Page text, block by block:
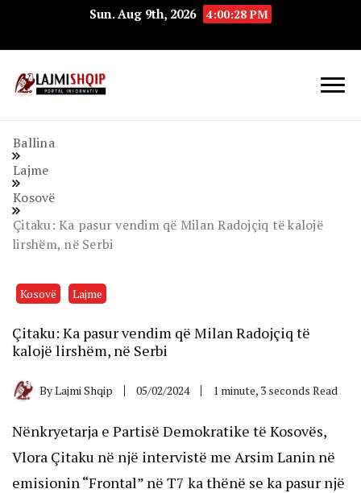
Sun. Aug 9th, 2026 4:00:28 PM
Ballina
Lajme
Kosovë
Çitaku: Ka pasur vendim që Milan Radojçiq të kalojë
lirshëm, në Serbi
Kosovë Lajme
Çitaku: Ka pasur vendim që Milan Radojçiq të
kalojë lirshëm, në Serbi
ByLajmi Shqip 05/02/2024 1 minute, 3 seconds Read
Nënkryetarja e Partisë Demokratike të Kosovës,
Vlora Çitaku në një intervistë me Arsim Lanin në
emisionin “Frontal” në T7 ka thënë se ka pasur një